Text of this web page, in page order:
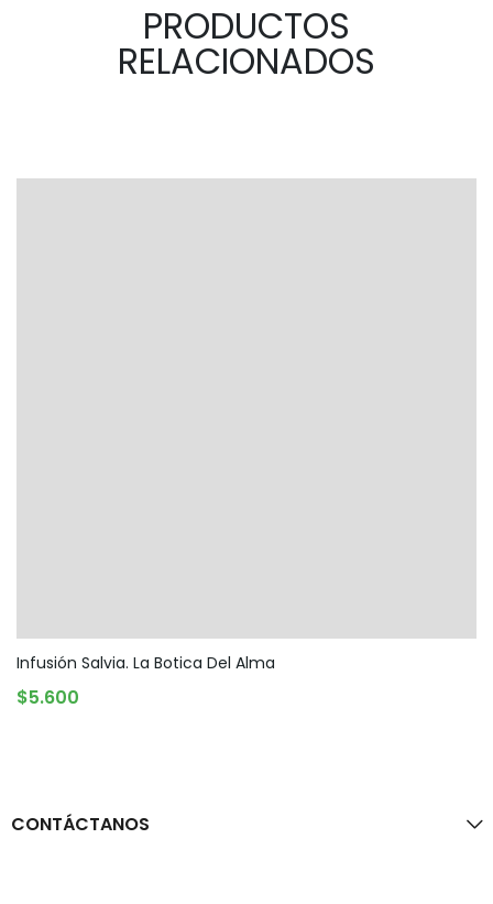
PRODUCTOS
RELACIONADOS
Infusión Salvia. La Botica Del Alma
$5.600
CONTÁCTANOS